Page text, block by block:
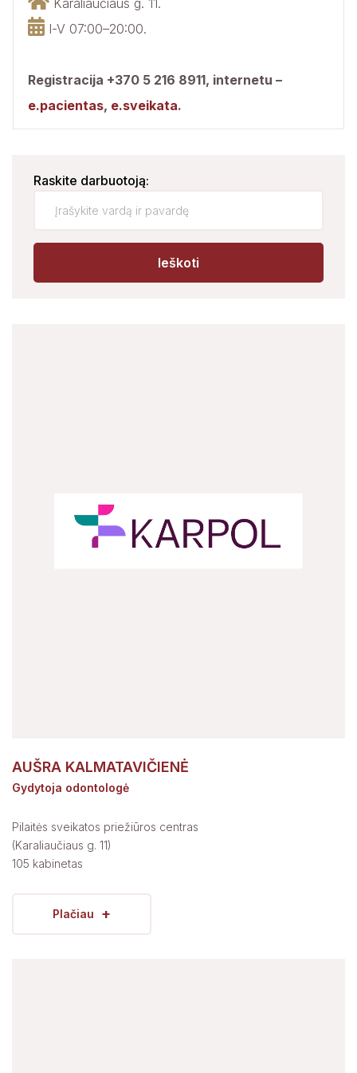
Klinikinė laboratorija
Karaliaučiaus g. 11.
I-V 07:00–20:00.
Registracija +370 5 216 8911, internetu –
e.pacientas, e.sveikata.
Raskite darbuotoją:
Ieškoti
AUŠRA KALMATAVIČIENĖ
Gydytoja odontologė
Pilaitės sveikatos priežiūros centras
(Karaliaučiaus g. 11)
105 kabinetas
Plačiau +